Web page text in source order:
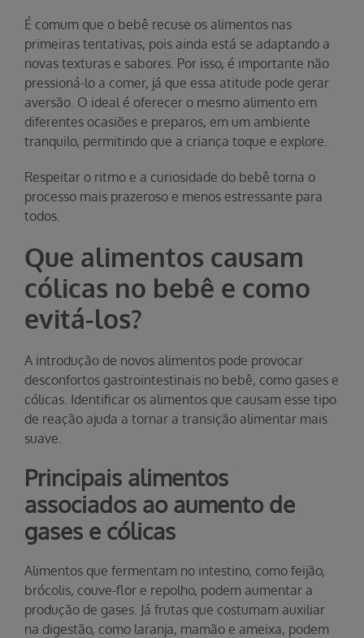
É comum que o bebê recuse os alimentos nas
primeiras tentativas, pois ainda está se adaptando a
novas texturas e sabores. Por isso, é importante não
pressioná-lo a comer, já que essa atitude pode gerar
aversão. O ideal é oferecer o mesmo alimento em
diferentes ocasiões e preparos, em um ambiente
tranquilo, permitindo que a criança toque e explore.
Respeitar o ritmo e a curiosidade do bebê torna o
processo mais prazeroso e menos estressante para
todos.
Que alimentos causam
cólicas no bebê e como
evitá-los?
A introdução de novos alimentos pode provocar
desconfortos gastrointestinais no bebê, como gases e
cólicas. Identificar os alimentos que causam esse tipo
de reação ajuda a tornar a transição alimentar mais
suave.
Principais alimentos
associados ao aumento de
gases e cólicas
Alimentos que fermentam no intestino, como feijão,
brócolis, couve-flor e repolho, podem aumentar a
produção de gases. Já frutas que costumam auxiliar
na digestão, como laranja, mamão e ameixa, podem